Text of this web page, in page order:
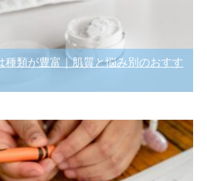
種類が豊富｜肌質と悩み別のおすす